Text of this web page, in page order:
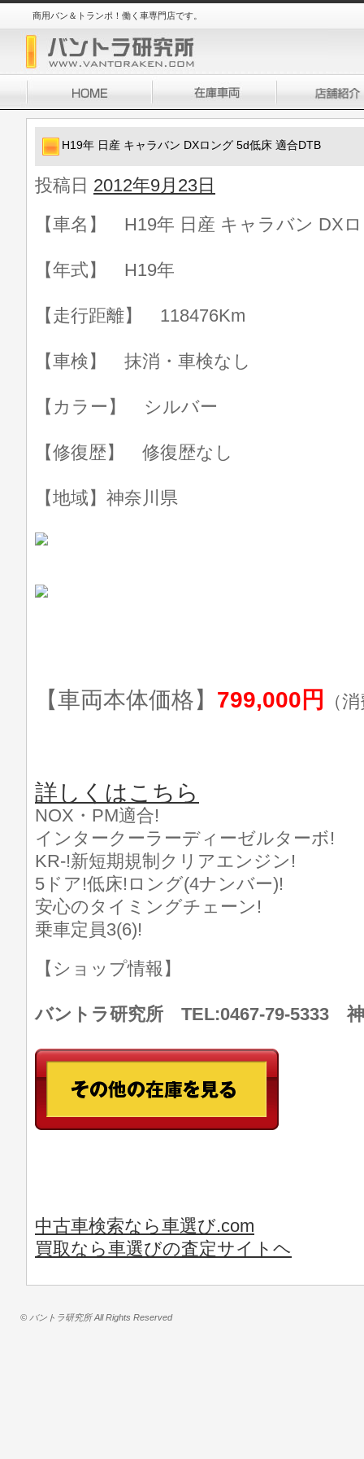
商用バン＆トランポ！働く車専門店です。
H19年 日産 キャラバン DXロング 5d低床 適合DTB
投稿日 2012年9月23日
【車名】 H19年 日産 キャラバン DX
【年式】 H19年
【走行距離】 118476Km
【車検】 抹消・車検なし
【カラー】 シルバー
【修復歴】 修復歴なし
【地域】神奈川県
【車両本体価格】 799,000円 （
詳しくはこちら
NOX・PM適合!
インタークーラーディーゼルターボ!
KR-!新短期規制クリアエンジン!
5ドア!低床!ロング(4ナンバー)!
安心のタイミングチェーン!
乗車定員3(6)!
【ショップ情報】
バントラ研究所 TEL:0467-79-5333 神
中古車検索なら車選び.com
買取なら車選びの査定サイトヘ
© バントラ研究所 All Rights Reserved